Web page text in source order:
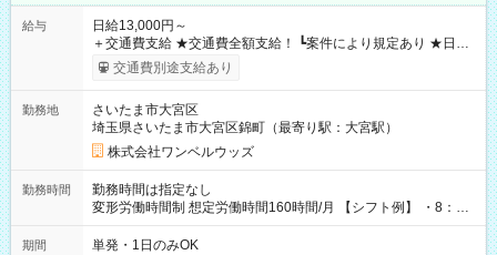
給与
日給13,000円～
＋交通費支給 ★交通費全額支給！ ┗案件により規定あり ★日払
いOK！（規定あり） ┗働いたその日に現金GET♪ お仕事後はコ
ンビニATMから 日払い分を引き落とせます！ 【試用期間】試
交通費別途支給あり
勤務地
さいたま市大宮区
埼玉県さいたま市大宮区錦町（最寄り駅：大宮駅）
株式会社ワンベルウッズ
勤務時間
勤務時間は指定なし
変形労働時間制 想定労働時間160時間/月 【シフト例】 ・8：00
～21：00
期間 単発・1日のみOK